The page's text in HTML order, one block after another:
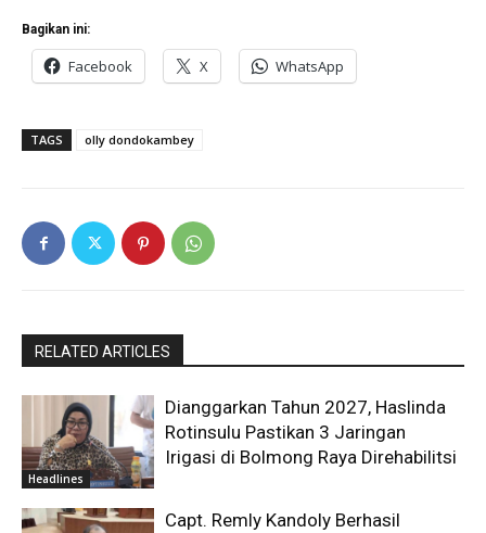
Bagikan ini:
Facebook X WhatsApp
TAGS olly dondokambey
RELATED ARTICLES
Headlines
Dianggarkan Tahun 2027, Haslinda
Rotinsulu Pastikan 3 Jaringan
Irigasi di Bolmong Raya Direhabilitsi
Capt. Remly Kandoly Berhasil